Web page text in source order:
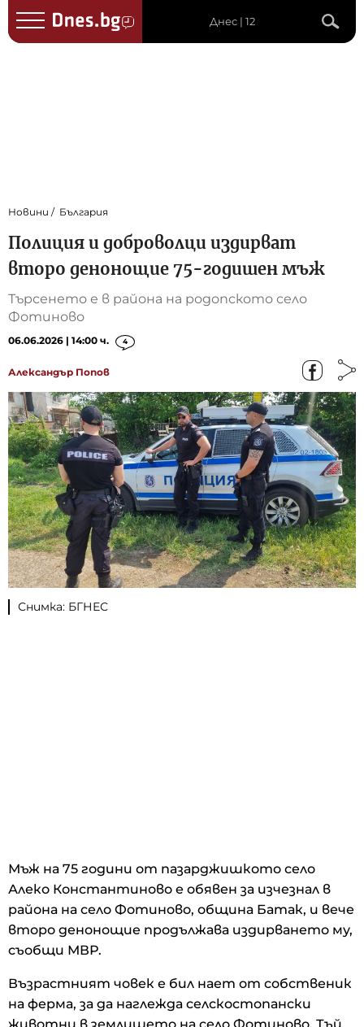
Днес | 12
Новини България
Полиция и доброволци издирват
второ денонощие 75-годишен мъж
Търсенето е в района на родопското село
Фотиново
06.06.2026 | 14:00 ч. 4
Александър Попов
Снимка: БГНЕС
Мъж на 75 години от пазарджишкото село
Алеко Константиново е обявен за изчезнал в
района на село Фотиново, община Батак, и вече
второ денонощие продължава издирването му,
съобщи МВР.
Възрастният човек е бил нает от собственик
на ферма, за да наглежда селскостопански